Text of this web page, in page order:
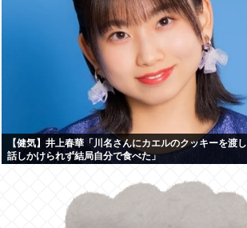
【健気】井上春華「川名さんにカエルのクッキーを渡し
話しかけられず結局自分で食べた」